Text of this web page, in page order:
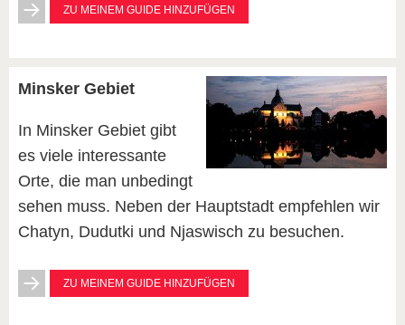
ZU MEINEM GUIDE HINZUFÜGEN
Minsker Gebiet
In Minsker Gebiet gibt
es viele interessante
Orte, die man unbedingt
sehen muss. Neben der Hauptstadt empfehlen wir
Chatyn, Dudutki und Njaswisch zu besuchen.
ZU MEINEM GUIDE HINZUFÜGEN